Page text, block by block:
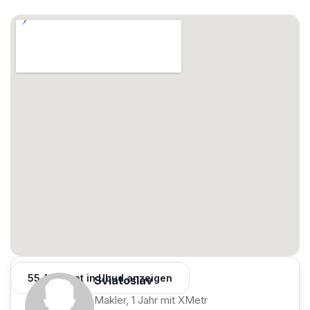
55 Angebot in Ubud anzeigen
Sviatoslav
Makler, 1 Jahr mit XMetr